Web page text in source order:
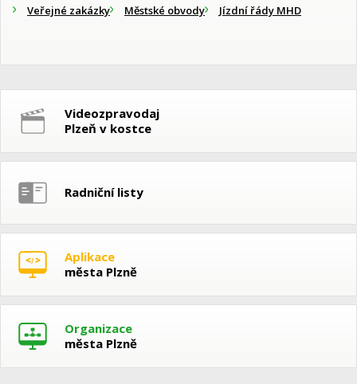
Veřejné zakázky
Městské obvody Jízdní řády MHD
Videozpravodaj
Plzeň v kostce
Radniční listy
Aplikace
města Plzně
Organizace
města Plzně